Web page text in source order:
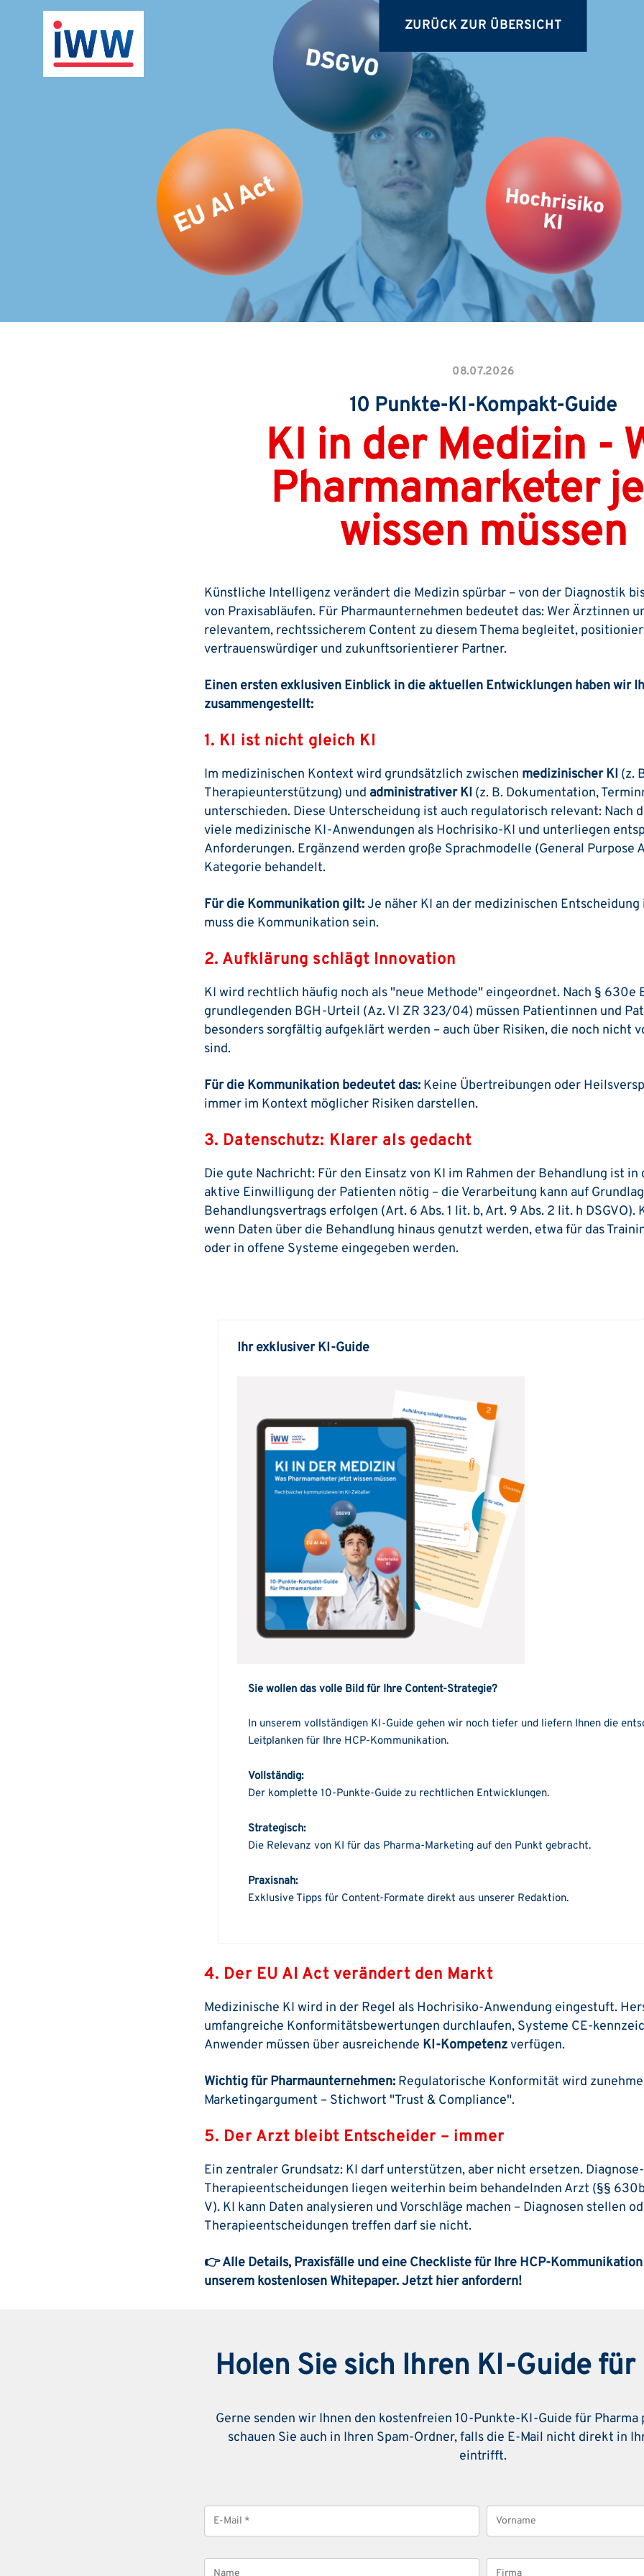
ZURÜCK ZUR ÜBERSICHT
08.07.2026
10 Punkte-KI-Kompakt-Guide
KI in der Medizin -
Pharmamarketer
wissen müssen
Künstliche Intelligenz verändert die Medizin spürbar – von der Diagnostik
von Praxisabläufen. Für Pharmaunternehmen bedeutet das: Wer Ärztinnen
relevantem, rechtssicherem Content zu diesem Thema begleitet,
vertrauenswürdiger und zukunftsorientierer Partner.
Einen ersten exklusiven Einblick in die aktuellen Entwicklungen haben wir
zusammengestellt:
1. KI ist nicht gleich KI
Im medizinischen Kontext wird grundsätzlich zwischen medizinischer KI (z.
Therapieunterstützung) und administrativer KI (z. B. Dokumentation,
unterschieden. Diese Unterscheidung ist auch regulatorisch relevant: Nach
viele medizinische KI-Anwendungen als Hochrisiko-KI und unterliegen
Anforderungen. Ergänzend werden große Sprachmodelle (General Purpose
Kategorie behandelt.
Für die Kommunikation gilt:Je näher KI an der medizinischen
muss die Kommunikation sein.
2. Aufklärung schlägt Innovation
KI wird rechtlich häufig noch als "neue Methode" eingeordnet. Nach § 630e
grundlegenden BGH-Urteil (Az. VI ZR 323/04) müssen Patientinnen und
besonders sorgfältig aufgeklärt werden – auch über Risiken, die noch nicht
sind.
Für die Kommunikation bedeutet das: Keine Übertreibungen oder
immer im Kontext möglicher Risiken darstellen.
3. Datenschutz: Klarer als gedacht
Die gute Nachricht: Für den Einsatz von KI im Rahmen der Behandlung ist in
aktive Einwilligung der Patienten nötig – die Verarbeitung kann auf
Behandlungsvertrags erfolgen (Art. 6 Abs. 1 lit. b, Art. 9 Abs. 2 lit. h
wenn Daten über die Behandlung hinaus genutzt werden, etwa für das
oder in offene Systeme eingegeben werden.
Ihr exklusiver KI-Guide
Sie wollen das volle Bild für Ihre Content-Strategie?
In unserem vollständigen KI-Guide gehen wir noch tiefer und liefern Ihnen die
Leitplanken für Ihre HCP-Kommunikation.
Vollständig:
Der komplette 10-Punkte-Guide zu rechtlichen Entwicklungen.
Strategisch:
Die Relevanz von KI für das Pharma-Marketing auf den Punkt gebracht.
Praxisnah:
Exklusive Tipps für Content-Formate direkt aus unserer Redaktion.
4. Der EU AI Act verändert den Markt
Medizinische KI wird in der Regel als Hochrisiko-Anwendung eingestuft.
umfangreiche Konformitätsbewertungen durchlaufen, Systeme CE-
Anwender müssen über ausreichende KI-Kompetenzverfügen.
Wichtig für Pharmaunternehmen: Regulatorische Konformität wird
Marketingargument – Stichwort "Trust & Compliance".
5. Der Arzt bleibt Entscheider – immer
Ein zentraler Grundsatz: KI darf unterstützen, aber nicht ersetzen.
Therapieentscheidungen liegen weiterhin beim behandelnden Arzt (§§
V). KI kann Daten analysieren und Vorschläge machen – Diagnosen stellen
Therapieentscheidungen treffen darf sie nicht.
👉 Alle Details, Praxisfälle und eine Checkliste für Ihre HCP-
unserem kostenlosen Whitepaper. Jetzt hier anfordern!
Holen Sie sich Ihren KI-Guide
Gerne senden wir Ihnen den kostenfreien 10-Punkte-KI-Guide für Pharma
schauen Sie auch in Ihren Spam-Ordner, falls die E-Mail nicht direkt in
eintrifft.
Mail
*